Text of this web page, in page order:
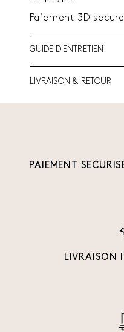
Paiement 3D secure
GUIDE D'ENTRETIEN
LIVRAISON & RETOUR
PAIEMENT
LIVRAISON